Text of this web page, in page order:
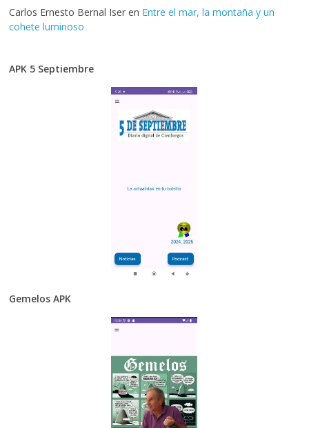
Carlos Ernesto Bernal Iser en Entre el mar, la montaña y un
cohete luminoso
APK 5 Septiembre
Gemelos APK